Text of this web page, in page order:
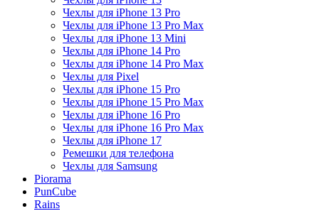
Чехлы для iPhone 13 Pro
Чехлы для iPhone 13 Pro Max
Чехлы для iPhone 13 Mini
Чехлы для iPhone 14 Pro
Чехлы для iPhone 14 Pro Max
Чехлы для Pixel
Чехлы для iPhone 15 Pro
Чехлы для iPhone 15 Pro Max
Чехлы для iPhone 16 Pro
Чехлы для iPhone 16 Pro Max
Чехлы для iPhone 17
Ремешки для телефона
Чехлы для Samsung
Piorama
PunCube
Rains